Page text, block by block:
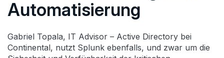
Automatisierung
Gabriel Topala, IT Advisor – Active Directory bei
Continental, nutzt Splunk ebenfalls, und zwar um die